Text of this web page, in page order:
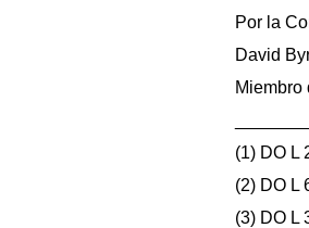
Por la
David
Miembro
(1) DO L
(2) DO L
(3) DO L